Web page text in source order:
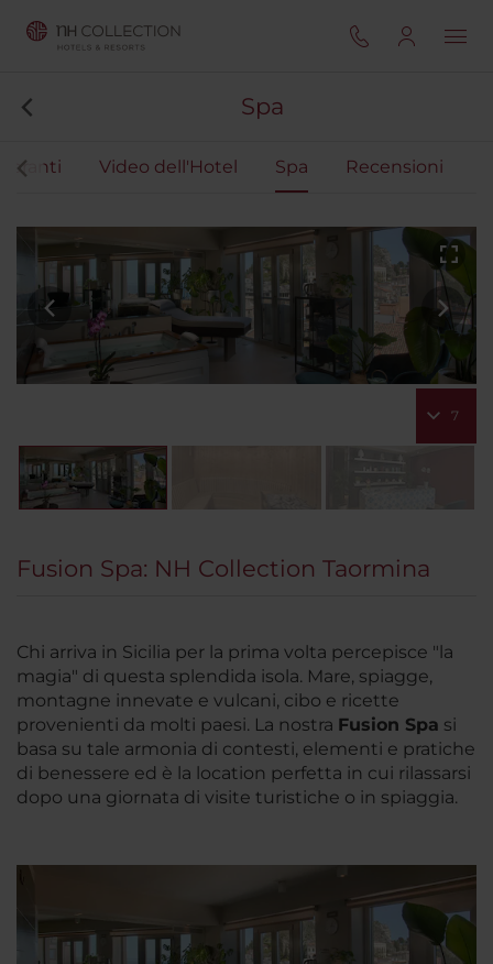
Spa
Video dell'Hotel Spa Recensioni
7
Fusion Spa: NH Collection Taormina
Chi arriva in Sicilia per la prima volta percepisce "la
magia" di questa splendida isola. Mare, spiagge,
montagne innevate e vulcani, cibo e ricette
provenienti da molti paesi. La nostra Fusion Spa si
basa su tale armonia di contesti, elementi e pratiche
di benessere ed è la location perfetta in cui rilassarsi
dopo una giornata di visite turistiche o in spiaggia.